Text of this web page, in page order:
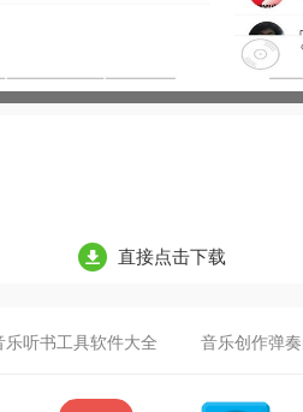
直接点击下载
乐听书工具软件大全 音乐创作弹